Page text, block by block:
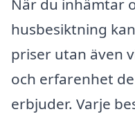
När du inhämtar
husbesiktning
priser utan även
och erfarenhet
erbjuder. Varje